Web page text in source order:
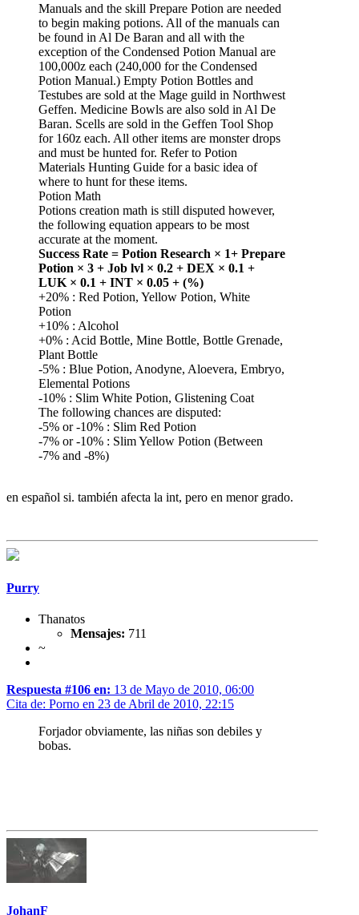
Manuals and the skill Prepare Potion are needed
to begin making potions. All of the manuals can
be found in Al De Baran and all with the
exception of the Condensed Potion Manual are
100,000z each (240,000 for the Condensed
Potion Manual.) Empty Potion Bottles and
Testubes are sold at the Mage guild in Northwest
Geffen. Medicine Bowls are also sold in Al De
Baran. Scells are sold in the Geffen Tool Shop
for 160z each. All other items are monster drops
and must be hunted for. Refer to Potion
Materials Hunting Guide for a basic idea of
where to hunt for these items.
Potion Math
Potions creation math is still disputed however,
the following equation appears to be most
accurate at the moment.
Success Rate = Potion Research × 1+ Prepare
Potion × 3 + Job lvl × 0.2 + DEX × 0.1 +
LUK × 0.1 + INT × 0.05 + (%)
+20% : Red Potion, Yellow Potion, White
Potion
+10% : Alcohol
+0% : Acid Bottle, Mine Bottle, Bottle Grenade,
Plant Bottle
-5% : Blue Potion, Anodyne, Aloevera, Embryo,
Elemental Potions
-10% : Slim White Potion, Glistening Coat
The following chances are disputed:
-5% or -10% : Slim Red Potion
-7% or -10% : Slim Yellow Potion (Between
-7% and -8%)
en español si. también afecta la int, pero en menor grado.
Purry
Thanatos
Mensajes: 711
~
Respuesta #106 en: 13 de Mayo de 2010, 06:00
Cita de: Porno en 23 de Abril de 2010, 22:15
Forjador obviamente, las niñas son debiles y
bobas.
JohanF